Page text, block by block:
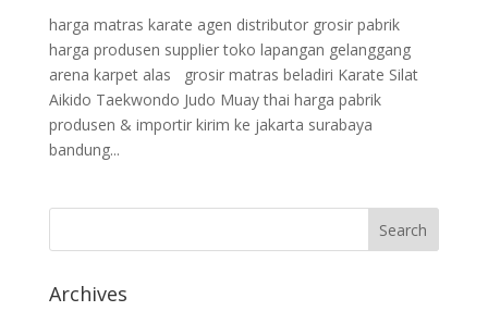
harga matras karate agen distributor grosir pabrik
harga produsen supplier toko lapangan gelanggang
arena karpet alas grosir matras beladiri Karate Silat
Aikido Taekwondo Judo Muay thai harga pabrik
produsen & importir kirim ke jakarta surabaya
bandung...
Archives